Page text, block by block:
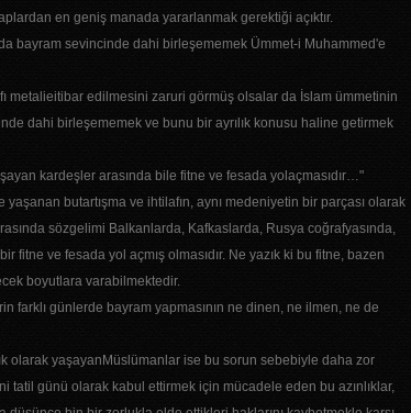
en geniş manada yararlanmak gerektiği açıktır.
bayram sevincinde dahi birleşememek Ümmet-i Muhammed'e
metalieitibar edilmesini zaruri görmüş olsalar da İslam ümmetinin
dahi birleşememek ve bunu bir ayrılık konusu haline getirmek
kardeşler arasında bile fitne ve fesada yolaçmasıdır…"
yaşanan butartışma ve ihtilafın, aynı medeniyetin bir parçası olarak
sözgelimi Balkanlarda, Kafkaslarda, Rusya coğrafyasında,
fitne ve fesada yol açmış olmasıdır. Ne yazık ki bu fitne, bazen
boyutlara varabilmektedir.
farklı günlerde bayram yapmasının ne dinen, ne ilmen, ne de
olarak yaşayanMüslümanlar ise bu sorun sebebiyle daha zor
tatil günü olarak kabul ettirmek için mücadele eden bu azınlıklar,